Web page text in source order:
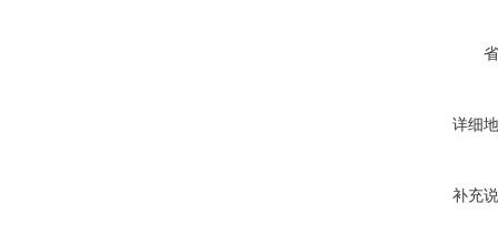
详细
补充